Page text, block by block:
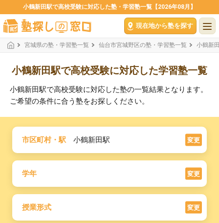
小鶴新田駅で高校受験に対応した塾・学習塾一覧【2026年08月】
現在地から塾を探す
宮城県の塾・学習塾一覧 仙台市宮城野区の塾・学習塾一覧 小鶴新
小鶴新田駅で高校受験に対応した学習塾一覧
小鶴新田駅で高校受験に対応した塾の一覧結果となります。
ご希望の条件に合う塾をお探しください。
市区町村・駅 小鶴新田駅 変更
学年 変更
授業形式 変更